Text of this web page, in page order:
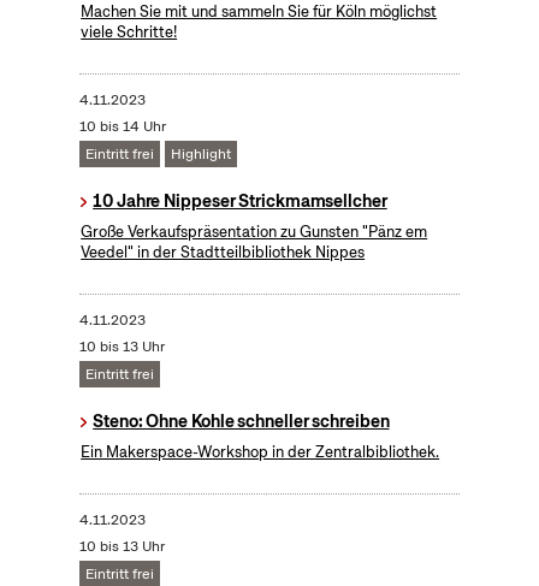
Machen Sie mit und sammeln Sie für Köln möglichst
viele Schritte!
4.11.2023
10 bis 14 Uhr
Eintritt frei
Highlight
10 Jahre Nippeser Strickmamsellcher
Große Verkaufspräsentation zu Gunsten "Pänz em
Veedel" in der Stadtteilbibliothek Nippes
4.11.2023
10 bis 13 Uhr
Eintritt frei
Steno: Ohne Kohle schneller schreiben
Ein Makerspace-Workshop in der Zentralbibliothek.
4.11.2023
10 bis 13 Uhr
Eintritt frei